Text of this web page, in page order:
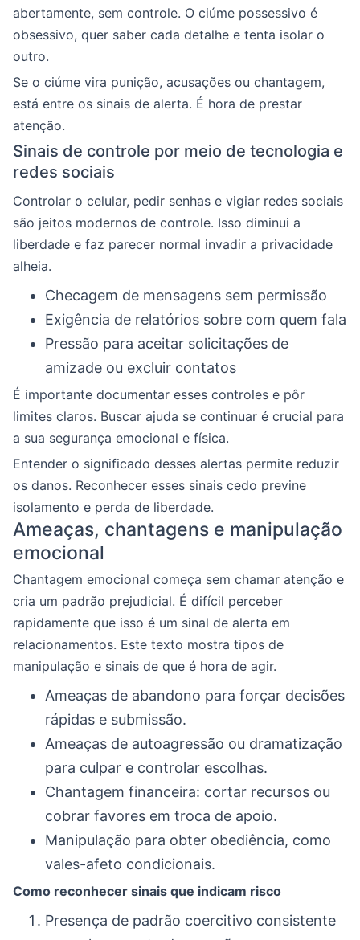
abertamente, sem controle. O ciúme possessivo é
obsessivo, quer saber cada detalhe e tenta isolar o
outro.
Se o ciúme vira punição, acusações ou chantagem,
está entre os sinais de alerta. É hora de prestar
atenção.
Sinais de controle por meio de tecnologia e
redes sociais
Controlar o celular, pedir senhas e vigiar redes sociais
são jeitos modernos de controle. Isso diminui a
liberdade e faz parecer normal invadir a privacidade
alheia.
Checagem de mensagens sem permissão
Exigência de relatórios sobre com quem fala
Pressão para aceitar solicitações de
amizade ou excluir contatos
É importante documentar esses controles e pôr
limites claros. Buscar ajuda se continuar é crucial para
a sua segurança emocional e física.
Entender o significado desses alertas permite reduzir
os danos. Reconhecer esses sinais cedo previne
isolamento e perda de liberdade.
Ameaças, chantagens e manipulação
emocional
Chantagem emocional começa sem chamar atenção e
cria um padrão prejudicial. É difícil perceber
rapidamente que isso é um sinal de alerta em
relacionamentos. Este texto mostra tipos de
manipulação e sinais de que é hora de agir.
Ameaças de abandono para forçar decisões
rápidas e submissão.
Ameaças de autoagressão ou dramatização
para culpar e controlar escolhas.
Chantagem financeira: cortar recursos ou
cobrar favores em troca de apoio.
Manipulação para obter obediência, como
vales-afeto condicionais.
Como reconhecer sinais que indicam risco
Presença de padrão coercitivo consistente